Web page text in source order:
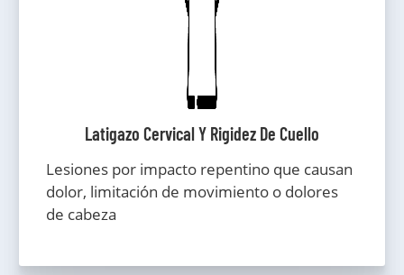
Latigazo Cervical Y Rigidez De Cuello
Lesiones por impacto repentino que causan
dolor, limitación de movimiento o dolores
de cabeza